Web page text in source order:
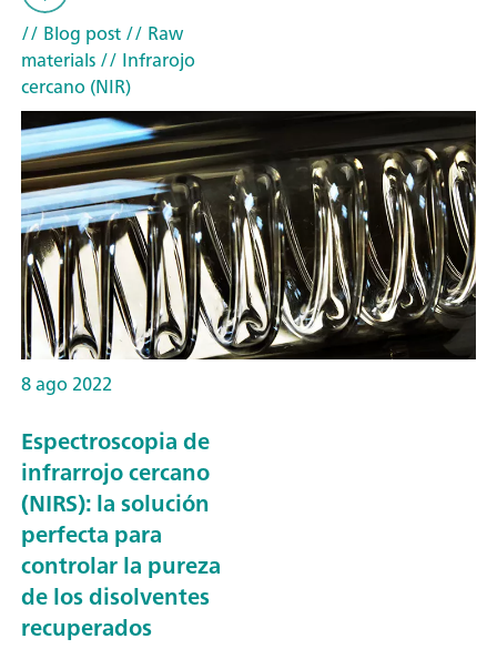
// Blog post// Raw
materials// Infrarojo
cercano (NIR)
8 ago 2022
Espectroscopia de
infrarrojo cercano
(NIRS): la solución
perfecta para
controlar la pureza
de los disolventes
recuperados